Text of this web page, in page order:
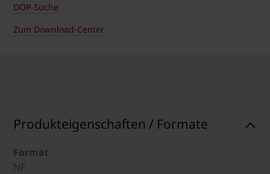
DOP-Suche
Zum Download-Center
Produkteigenschaften / Formate
Format
NF